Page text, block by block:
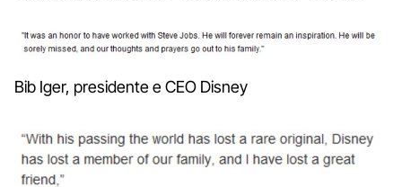
Bib Iger, presidente e CEO Disney